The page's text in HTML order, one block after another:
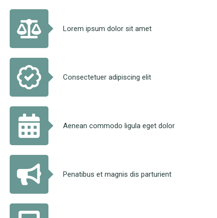
Lorem ipsum dolor sit amet
Consectetuer adipiscing elit
Aenean commodo ligula eget dolor
Penatibus et magnis dis parturient